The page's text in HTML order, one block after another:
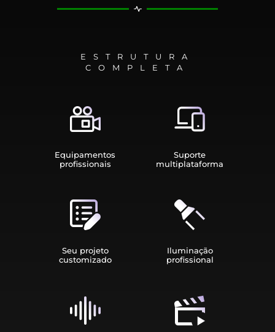
ESTRUTURA
COMPLETA
Equipamen­tos
profissionais
Suporte
multiplata­forma
Seu projeto
customizado
Iluminação
profissional